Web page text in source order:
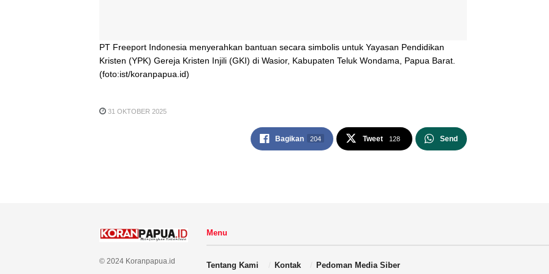
PT Freeport Indonesia menyerahkan bantuan secara simbolis untuk Yayasan Pendidikan
Kristen (YPK) Gereja Kristen Injili (GKI) di Wasior, Kabupaten Teluk Wondama, Papua Barat.
(foto:ist/koranpapua.id)
31 OKTOBER 2025
Bagikan 204 Tweet 128 Send
© 2024 Koranpapua.id
Menu
Tentang Kami Kontak Pedoman Media Siber